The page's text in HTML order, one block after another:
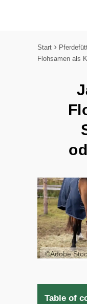
Start
Flohsamen als
©Adobe
Table of